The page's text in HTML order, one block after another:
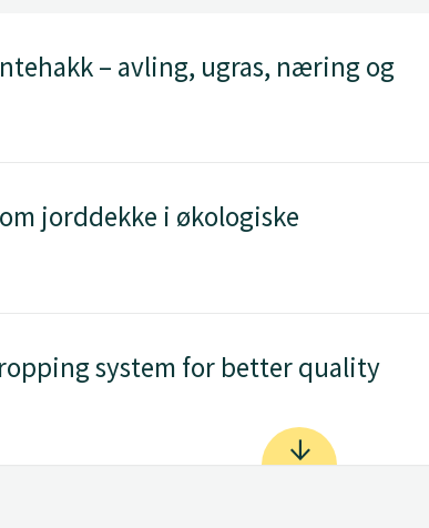
– avling, ugras, næring og
jorddekke i økologiske
system for better quality